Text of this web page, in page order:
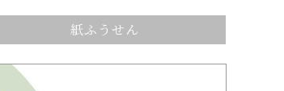
紙ふうせん